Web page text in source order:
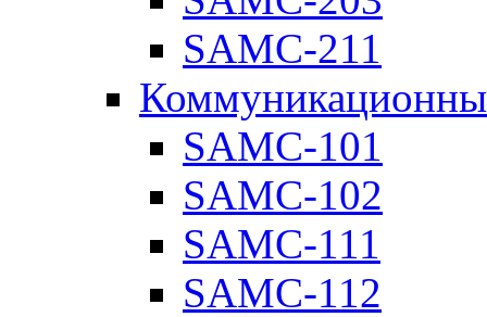
SAMC-211
SAMC-101
SAMC-102
SAMC-111
SAMC-112